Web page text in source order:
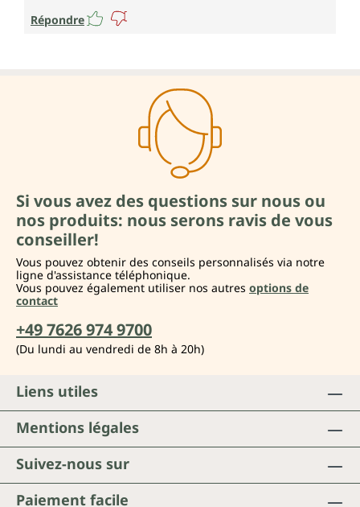
Répondre
Si vous avez des questions sur nous ou
nos produits: nous serons ravis de vous
conseiller!
Vous pouvez obtenir des conseils personnalisés via notre
ligne d'assistance téléphonique.
Vous pouvez également utiliser nos autres options de
contact
+49 7626 974 9700
(Du lundi au vendredi de 8h à 20h)
Suivez-nous sur
Paiement facile
Liens utiles
Mentions légales